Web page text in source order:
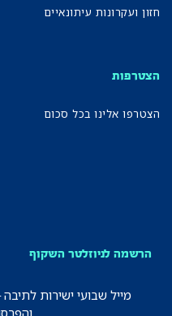
חזון ועקרונות עיתונאיים
הצטרפות
הצטרפו אלינו בכל סכום
הרשמה לניוזלטר השקוף
מייל שבועי ישירות